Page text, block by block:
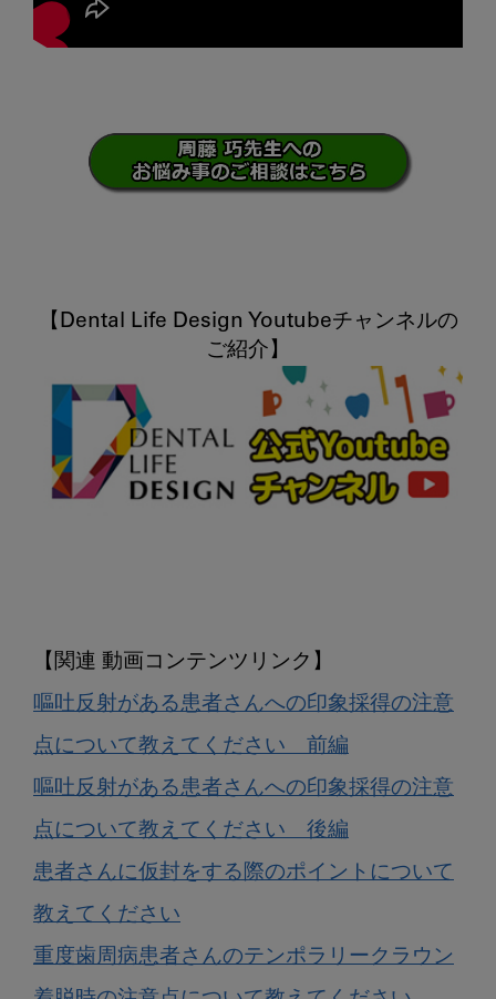
【Dental Life Design Youtubeチャンネルの
嘔吐反射がある患者さんへの印象採得の注意
点について教えてください　前編
嘔吐反射がある患者さんへの印象採得の注意
点について教えてください　後編
患者さんに仮封をする際のポイントについて
教えてください
重度歯周病患者さんのテンポラリークラウン